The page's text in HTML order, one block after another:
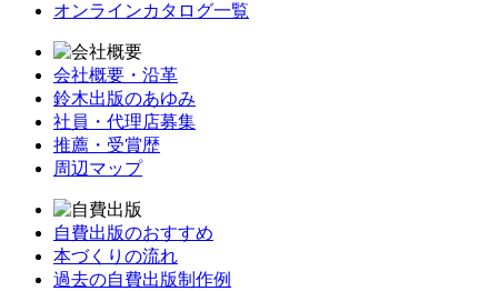
オンラインカタログ一覧
会社概要・沿革
鈴木出版のあゆみ
社員・代理店募集
推薦・受賞歴
周辺マップ
自費出版のおすすめ
本づくりの流れ
過去の自費出版制作例